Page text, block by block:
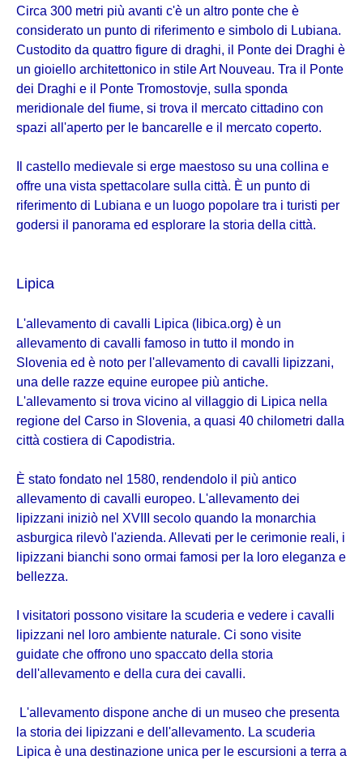
Circa 300 metri più avanti c'è un altro ponte che è
considerato un punto di riferimento e simbolo di Lubiana.
Custodito da quattro figure di draghi, il Ponte dei Draghi è
un gioiello architettonico in stile Art Nouveau. Tra il Ponte
dei Draghi e il Ponte Tromostovje, sulla sponda
meridionale del fiume, si trova il mercato cittadino con
spazi all'aperto per le bancarelle e il mercato coperto.
Il castello medievale si erge maestoso su una collina e
offre una vista spettacolare sulla città. È un punto di
riferimento di Lubiana e un luogo popolare tra i turisti per
godersi il panorama ed esplorare la storia della città.
Lipica
L'allevamento di cavalli Lipica (libica.org) è un
allevamento di cavalli famoso in tutto il mondo in
Slovenia ed è noto per l'allevamento di cavalli lipizzani,
una delle razze equine europee più antiche.
L'allevamento si trova vicino al villaggio di Lipica nella
regione del Carso in Slovenia, a quasi 40 chilometri dalla
città costiera di Capodistria.
È stato fondato nel 1580, rendendolo il più antico
allevamento di cavalli europeo. L'allevamento dei
lipizzani iniziò nel XVIII secolo quando la monarchia
asburgica rilevò l'azienda. Allevati per le cerimonie reali, i
lipizzani bianchi sono ormai famosi per la loro eleganza e
bellezza.
I visitatori possono visitare la scuderia e vedere i cavalli
lipizzani nel loro ambiente naturale. Ci sono visite
guidate che offrono uno spaccato della storia
dell'allevamento e della cura dei cavalli.
L'allevamento dispone anche di un museo che presenta
la storia dei lipizzani e dell'allevamento. La scuderia
Lipica è una destinazione unica per le escursioni a terra a